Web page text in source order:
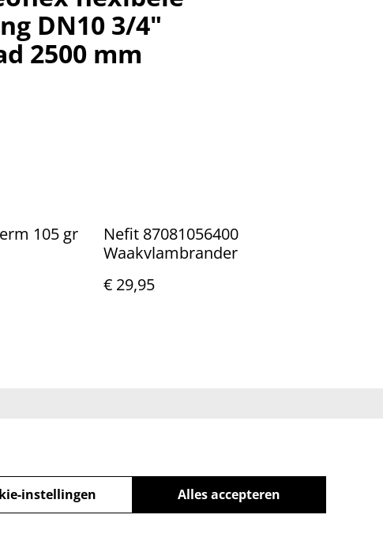
DN10 3/4"
2500 mm
105 gr
Nefit 87081056400
Waakvlambrander
€ 29,95
Alles accepteren
instellingen